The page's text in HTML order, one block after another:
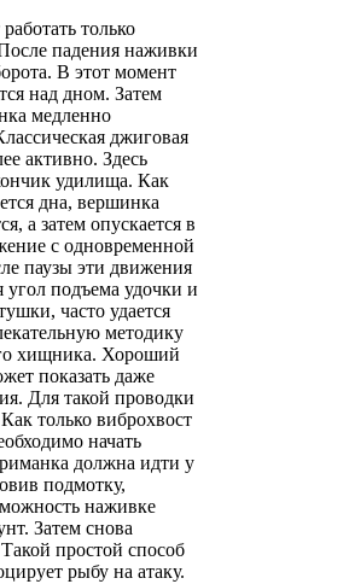
только
падения наживки
В этот момент
над дном. Затем
медленно
джиговая
активно. Здесь
удилища. Как
дна, вершинка
а затем опускается в
с одновременной
паузы эти движения
подъема удочки и
часто удается
методику
хищника. Хороший
показать даже
Для такой проводки
только виброхвост
начать
должна идти у
подмотку,
наживке
Затем снова
простой способ
рыбу на атаку.